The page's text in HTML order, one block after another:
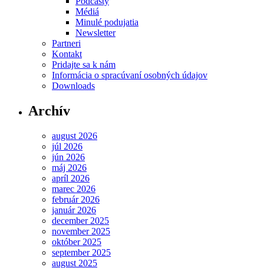
Médiá
Minulé podujatia
Newsletter
Partneri
Kontakt
Pridajte sa k nám
Informácia o spracúvaní osobných údajov
Downloads
Archív
august 2026
júl 2026
jún 2026
máj 2026
apríl 2026
marec 2026
február 2026
január 2026
december 2025
november 2025
október 2025
september 2025
august 2025